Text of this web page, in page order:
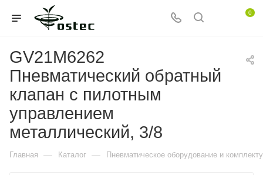
0
GV21M6262
Пневматический обратный
клапан с пилотным
управлением
металлический, 3/8
Главная — Каталог — Пневматическое оборудование и